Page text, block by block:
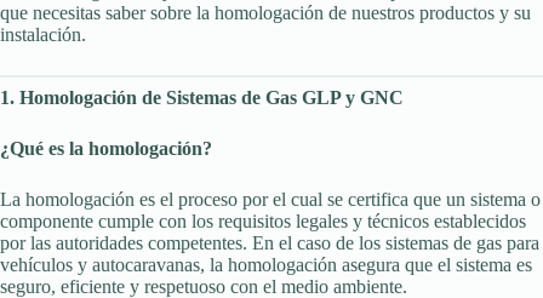
que necesitas saber sobre la homologación de nuestros productos y su
instalación.
1. Homologación de Sistemas de Gas GLP y GNC
¿Qué es la homologación?
La homologación es el proceso por el cual se certifica que un sistema o
componente cumple con los requisitos legales y técnicos establecidos
por las autoridades competentes. En el caso de los sistemas de gas para
vehículos y autocaravanas, la homologación asegura que el sistema es
seguro, eficiente y respetuoso con el medio ambiente.